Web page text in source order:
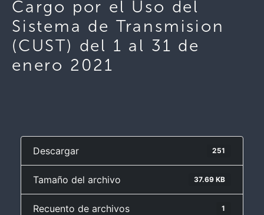
Cargo por el Uso del
Sistema de Transmision
(CUST) del 1 al 31 de
enero 2021
Descargar 251
Tamaño del archivo 37.69 KB
Recuento de archivos 1